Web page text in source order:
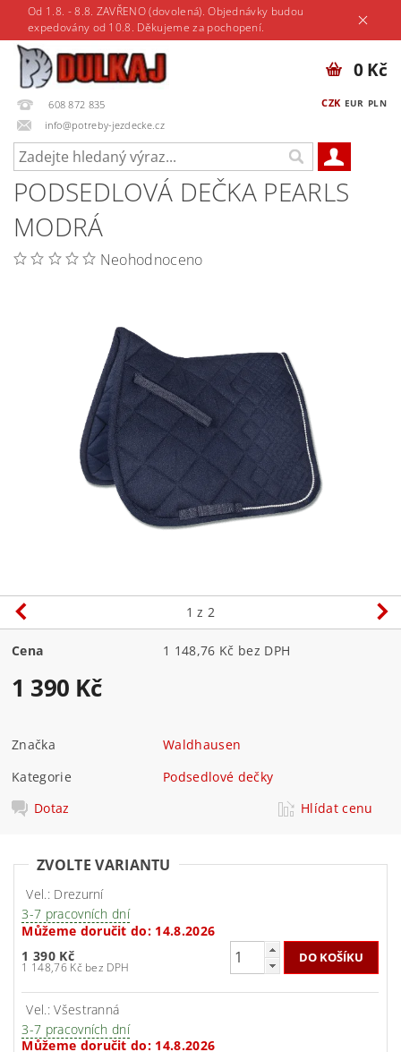
Od 1.8. - 8.8. ZAVŘENO (dovolená). Objednávky budou
expedovány od 10.8. Děkujeme za pochopení.
608 872 835
info@potreby-jezdecke.cz
CZK EUR PLN
0 Kč
PODSEDLOVÁ DEČKA PEARLS
MODRÁ
Neohodnoceno
1 z 2
Cena 1 148,76 Kč bez DPH
1 390 Kč
Značka
Waldhausen
Kategorie
Podsedlové dečky
Dotaz
Hlídat cenu
ZVOLTE VARIANTU
Vel.: Drezurní
3-7 pracovních dní
Můžeme doručit do: 14.8.2026
1 390 Kč
1 148,76 Kč bez DPH
Vel.: Všestranná
3-7 pracovních dní
Můžeme doručit do: 14.8.2026